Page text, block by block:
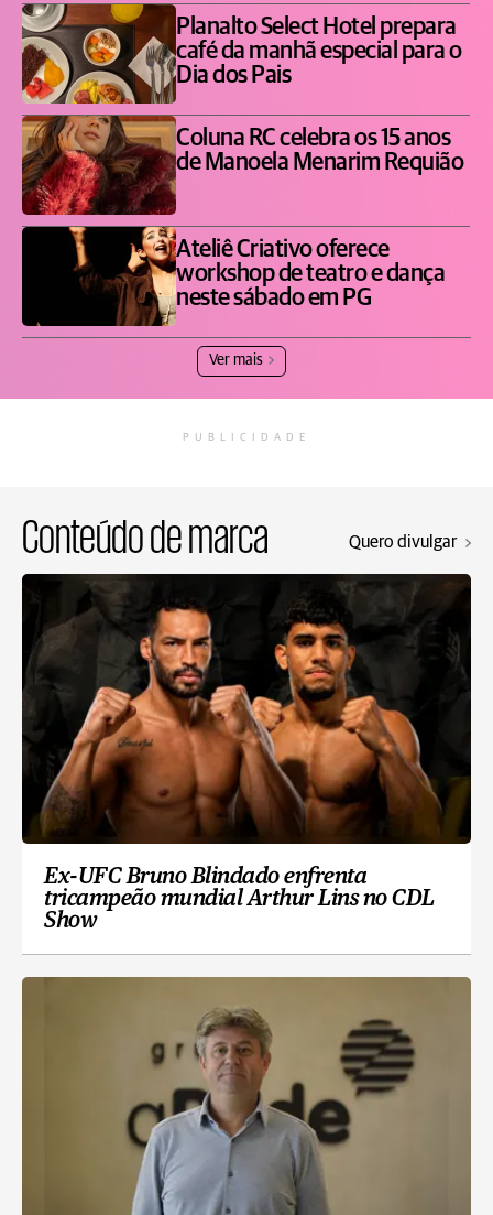
Planalto Select Hotel prepara
café da manhã especial para o
Dia dos Pais
Coluna RC celebra os 15 anos
de Manoela Menarim Requião
Ateliê Criativo oferece
workshop de teatro e dança
neste sábado em PG
Ver mais
PUBLICIDADE
Conteúdo de marca Quero divulgar
Ex-UFC Bruno Blindado enfrenta
tricampeão mundial Arthur Lins no CDL
Show